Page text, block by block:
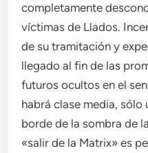
completamente
víctimas de Llados.
de su tramitación y
llegado al fin de las
futuros ocultos en el
habrá clase media, sólo
borde de la sombra de
«salir de la Matrix» es